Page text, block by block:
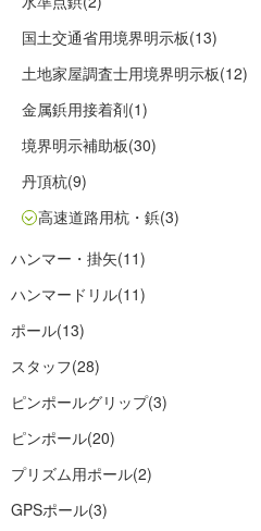
国土交通省用境界明示板(13)
土地家屋調査士用境界明示板(12)
金属鋲用接着剤(1)
境界明示補助板(30)
丹頂杭(9)
高速道路用杭・鋲(3)
ハンマー・掛矢(11)
ハンマードリル(11)
ポール(13)
スタッフ(28)
ピンポールグリップ(3)
ピンポール(20)
プリズム用ポール(2)
GPSポール(3)